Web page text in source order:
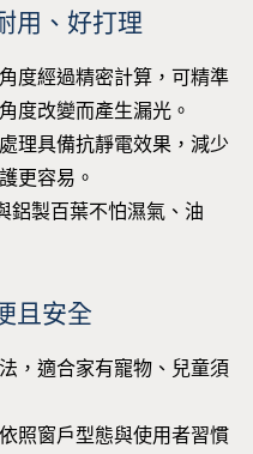
用、好打理
度經過精密計算，可精準
度改變而產生漏光。
理具備抗靜電效果，減少
更容易。
鋁製百葉不怕濕氣、油
且安全
，適合家有寵物、兒童須
依照窗戶型態與使用者習慣